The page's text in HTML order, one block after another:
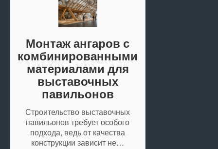
Монтаж ангаров с
комбинированными
материалами для
выставочных
павильонов
Строительство выставочных
павильонов требует особого
подхода, ведь от качества
конструкции зависит не…